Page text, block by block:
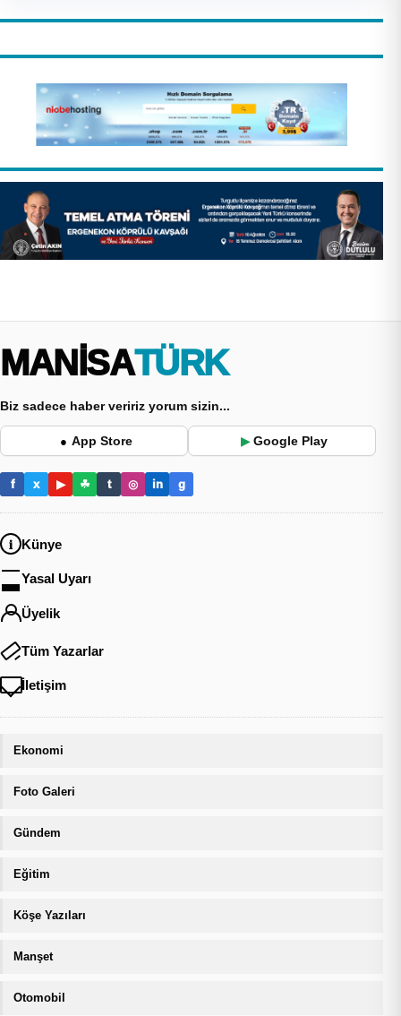
MANİSA TÜRK
Biz sadece haber veririz yorum sizin...
● App Store ▶ Google Play
f x ▶ ☘ t ◎ in g
Künye
Yasal Uyarı
Üyelik
Tüm Yazarlar
İletişim
Ekonomi
Foto Galeri
Gündem
Eğitim
Köşe Yazıları
Manşet
Otomobil